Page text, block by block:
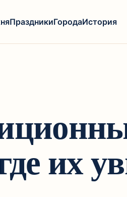
ПраздникиГородаИстория
их